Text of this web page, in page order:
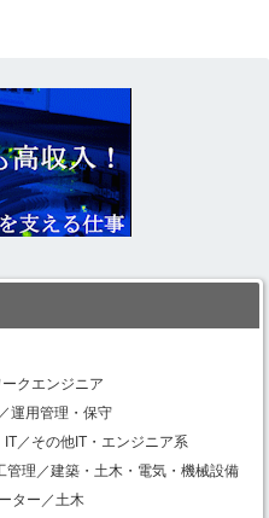
クエンジニア
運用管理・保守
IT／その他IT・エンジニア系
管理／建築・土木・電気・機械設備
ター／土木